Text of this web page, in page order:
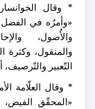
* وقال
«وأمرُه في الفضل
والأُصول،
والمنقول، وكثرة
التّعبير
* وقال العلّامة
«المحقّق الفيض،